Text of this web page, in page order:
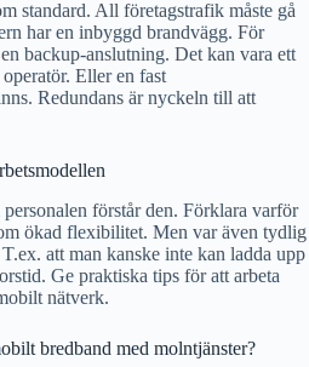
standard. All företagstrafik måste gå
har en inbyggd brandvägg. För
backup-anslutning. Det kan vara ett
Eller en fast
Redundans är nyckeln till att
förstår den. Förklara varför
ökad flexibilitet. Men var även tydlig
att man kanske inte kan ladda upp
Ge praktiska tips för att arbeta
nätverk.
bredband med molntjänster?